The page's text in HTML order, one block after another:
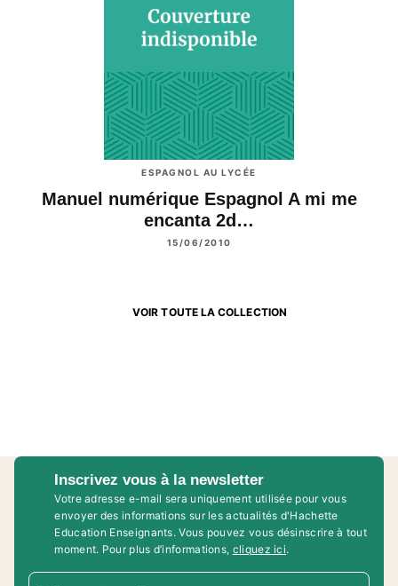
ESPAGNOL AU LYCÉE
Manuel numérique Espagnol A mi me
encanta 2d…
15/06/2010
VOIR TOUTE LA COLLECTION
Inscrivez vous à la newsletter
Votre adresse e-mail sera uniquement utilisée pour vous
envoyer des informations sur les actualités d'Hachette
Education Enseignants. Vous pouvez vous désinscrire à tout
moment. Pour plus d’informations, cliquez ici.